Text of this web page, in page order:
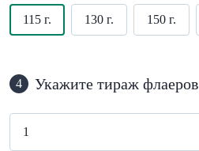
115 г. 130 г. 150 г.
4 Укажите тираж флаеров